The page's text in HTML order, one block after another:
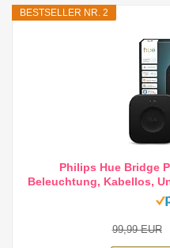
BESTSELLER NR. 2
Philips Hue Bridge
Beleuchtung, Kabellos,
99,99 EUR